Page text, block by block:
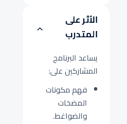
الأثر على
المتدرب
يساعد البرنامج
المشاركين على:
فهم مكونات
المضخات
والضواغط.